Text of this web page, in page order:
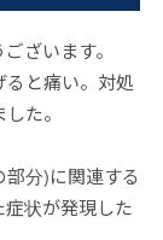
ざいます。
と痛い。対処
た。
分)に関連する
状が発現した